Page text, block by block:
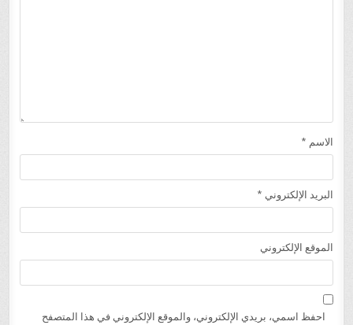
الاسم *
البريد الإلكتروني *
الموقع الإلكتروني
احفظ اسمي، بريدي الإلكتروني، والموقع الإلكتروني في هذا المتصفح